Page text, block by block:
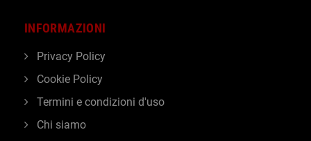
INFORMAZIONI
Privacy Policy
Cookie Policy
Termini e condizioni d'uso
Chi siamo